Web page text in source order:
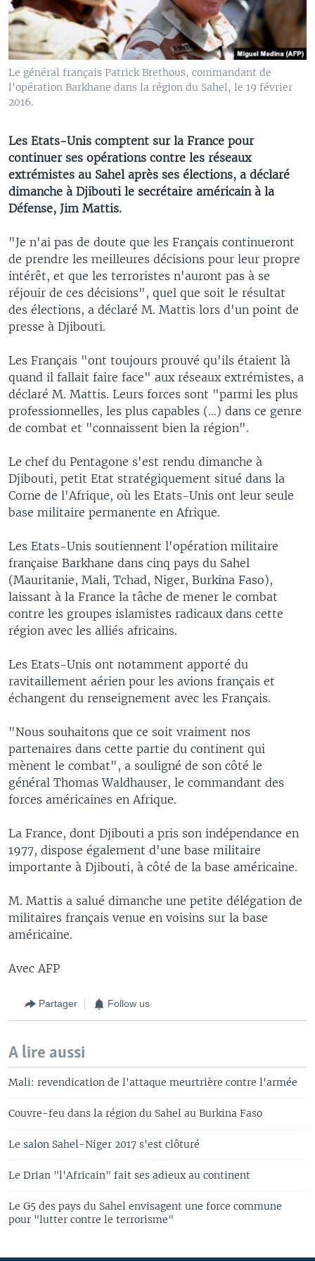
Le général français Patrick Brethous, commandant de
l'opération Barkhane dans la région du Sahel, le 19 février
2016.
Les Etats-Unis comptent sur la France pour
continuer ses opérations contre les réseaux
extrémistes au Sahel après ses élections, a déclaré
dimanche à Djibouti le secrétaire américain à la
Défense, Jim Mattis.
"Je n'ai pas de doute que les Français continueront
de prendre les meilleures décisions pour leur propre
intérêt, et que les terroristes n'auront pas à se
réjouir de ces décisions", quel que soit le résultat
des élections, a déclaré M. Mattis lors d'un point de
presse à Djibouti.
Les Français "ont toujours prouvé qu'ils étaient là
quand il fallait faire face" aux réseaux extrémistes, a
déclaré M. Mattis. Leurs forces sont "parmi les plus
professionnelles, les plus capables (...) dans ce genre
de combat et "connaissent bien la région".
Le chef du Pentagone s'est rendu dimanche à
Djibouti, petit Etat stratégiquement situé dans la
Corne de l'Afrique, où les Etats-Unis ont leur seule
base militaire permanente en Afrique.
Les Etats-Unis soutiennent l'opération militaire
française Barkhane dans cinq pays du Sahel
(Mauritanie, Mali, Tchad, Niger, Burkina Faso),
laissant à la France la tâche de mener le combat
contre les groupes islamistes radicaux dans cette
région avec les alliés africains.
Les Etats-Unis ont notamment apporté du
ravitaillement aérien pour les avions français et
échangent du renseignement avec les Français.
"Nous souhaitons que ce soit vraiment nos
partenaires dans cette partie du continent qui
mènent le combat", a souligné de son côté le
général Thomas Waldhauser, le commandant des
forces américaines en Afrique.
La France, dont Djibouti a pris son indépendance en
1977, dispose également d'une base militaire
importante à Djibouti, à côté de la base américaine.
M. Mattis a salué dimanche une petite délégation de
militaires français venue en voisins sur la base
américaine.
Avec AFP
Partager Follow us
A lire aussi
Mali: revendication de l'attaque meurtrière contre l'armée
Couvre-feu dans la région du Sahel au Burkina Faso
Le salon Sahel-Niger 2017 s'est clôturé
Le Drian "l'Africain" fait ses adieux au continent
Le G5 des pays du Sahel envisagent une force commune
pour "lutter contre le terrorisme"